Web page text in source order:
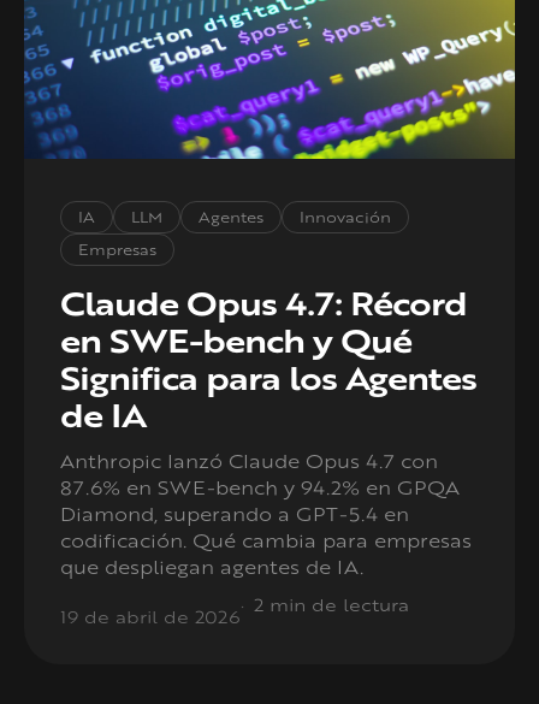
IA LLM Agentes
Innovación
Empresas
Claude Opus 4.7: Récord
en SWE-bench y Qué
Significa para los Agentes
de IA
Anthropic lanzó Claude Opus 4.7 con
87.6% en SWE-bench y 94.2% en GPQA
Diamond, superando a GPT-5.4 en
codificación. Qué cambia para empresas
que despliegan agentes de IA.
19 de abril de 2026
2 min de lectura